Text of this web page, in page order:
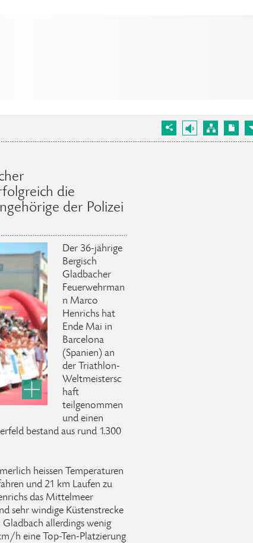
die
der Polizei
Der 36-jährige
Bergisch
Gladbacher
Feuerwehrman
n Marco
Henrichs hat
Ende Mai in
Barcelona
(Spanien) an
der Triathlon-
Weltmeistersc
haft
teilgenommen
und einen
bestand aus rund 1.300
heissen Temperaturen
und 21 km Laufen zu
das Mittelmeer
sehr windige Küstenstrecke
allerdings wenig
h eine Top-Ten-Platzierung